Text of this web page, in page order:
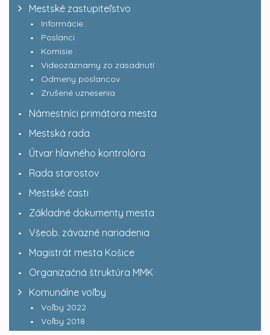
Mestské zastupiteľstvo
Informácie
Poslanci
Komisie
Videozáznamy zo zasadnutí
Odmeny poslancov
Zrušené uznesenia
Námestníci primátora mesta
Mestská rada
Útvar hlavného kontrolóra
Rada starostov
Mestské časti
Základné dokumenty mesta
Všeob. záväzné nariadenia
Magistrát mesta Košice
Organizačná štruktúra MMK
Komunálne voľby
Voľby 2022
Voľby 2018